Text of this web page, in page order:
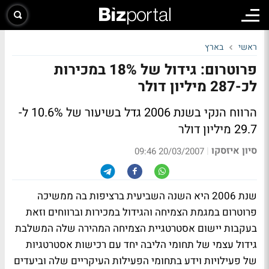
ראשי בארץ
פרוטרום: גידול של 18% במכירות
לכ-287 מיליון דולר
הרווח הנקי בשנת 2006 גדל בשיעור של 10.6% ל-
29.7 מיליון דולר
סיון איזסקו |
20/03/2007 09:46
שנת 2006 היא השנה השביעית ברציפות בה ממשיכה
פרוטרום במגמת הצמיחה והגידול במכירות וברווחים וזאת
בעקבות יישום אסטרטגיית הצמיחה המהירה שלה המשלבת
גידול עצמי של תחומי הליבה יחד עם רכישות אסטרטגיות
של פעילויות וידע בתחומי הפעילות העיקריים שלה וביעדים